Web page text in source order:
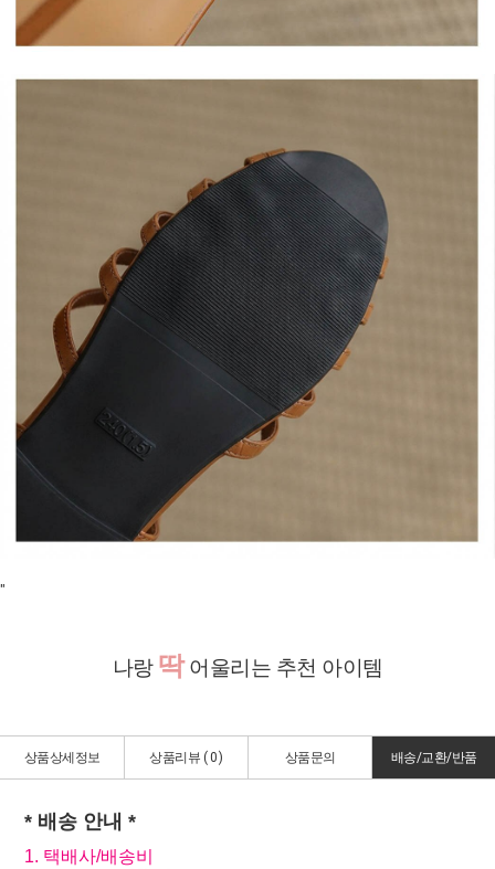
"
나랑 딱어울리는 추천 아이템
상품상세정보 상품리뷰 ( 0) 상품문의 배송/교환/반품
* 배송 안내 *
1. 택배사/배송비